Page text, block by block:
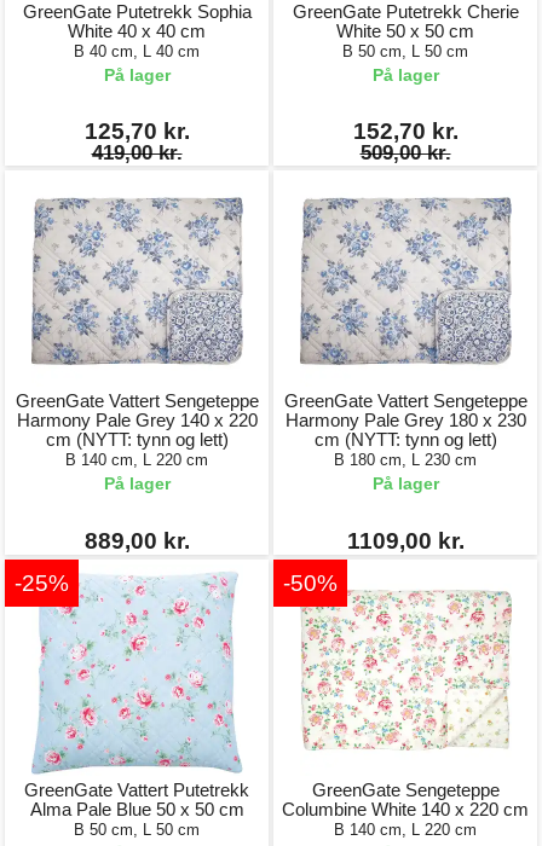
GreenGate Putetrekk Sophia
White 40 x 40 cm
B 40 cm, L 40 cm
På lager
125,70 kr.
419,00 kr.
GreenGate Putetrekk Cherie
White 50 x 50 cm
B 50 cm, L 50 cm
På lager
152,70 kr.
509,00 kr.
GreenGate Vattert Sengeteppe
Harmony Pale Grey 140 x 220
cm (NYTT: tynn og lett)
B 140 cm, L 220 cm
På lager
889,00 kr.
GreenGate Vattert Sengeteppe
Harmony Pale Grey 180 x 230
cm (NYTT: tynn og lett)
B 180 cm, L 230 cm
På lager
1109,00 kr.
-25%
GreenGate Vattert Putetrekk
Alma Pale Blue 50 x 50 cm
B 50 cm, L 50 cm
-50%
GreenGate Sengeteppe
Columbine White 140 x 220 cm
B 140 cm, L 220 cm